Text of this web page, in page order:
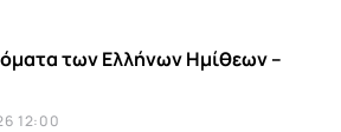
των Ελλήνων Ημίθεων –
12:00